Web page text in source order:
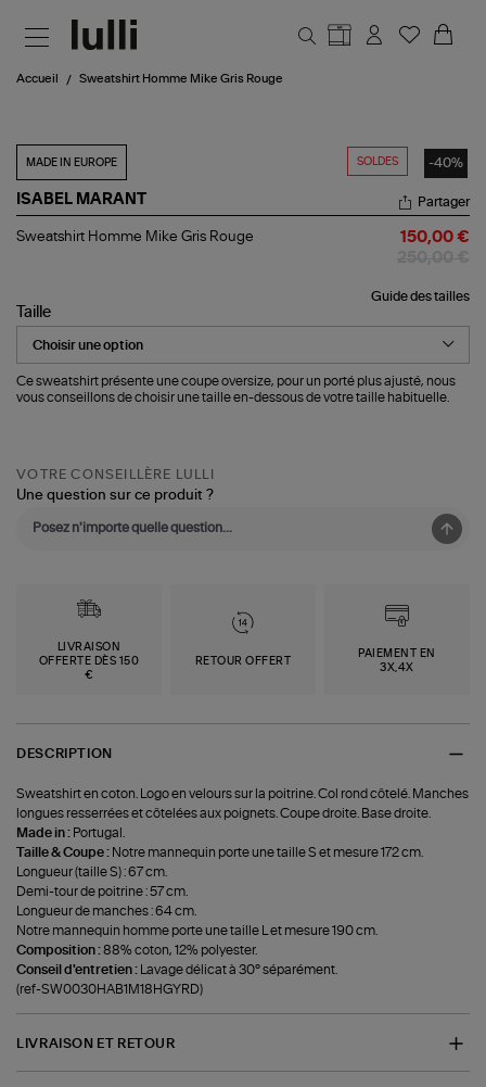
Accueil Sweatshirt Homme Mike Gris Rouge
SOLDES -40%
MADE IN EUROPE
ISABEL MARANT
Sweatshirt
Rouge
Partager
Sweatshirt Homme Mike Gris Rouge 150,00 €
Guide des tailles
Taille
Ce sweatshirt présente une coupe oversize, pour un porté plus ajusté, nous
vous conseillons de choisir une taille en-dessous de votre taille habituelle.
VOTRE CONSEILLÈRE LULLI
Une question sur ce produit ?
LIVRAISON
OFFERTE DÈS 150
€
RETOUR OFFERT
PAIEMENT EN
3X,4X
DESCRIPTION
Sweatshirt en coton. Logo en velours sur la poitrine. Col rond côtelé. Manches
longues resserrées et côtelées aux poignets. Coupe droite. Base droite.
Made in : Portugal.
Taille & Coupe : Notre mannequin porte une taille S et mesure 172 cm.
Longueur (taille S) : 67 cm.
Demi-tour de poitrine : 57 cm.
Longueur de manches : 64 cm.
Notre mannequin homme porte une taille L et mesure 190 cm.
Composition :88% coton, 12% polyester.
Conseil d'entretien :
Lavage délicat à 30° séparément.
(ref-SW0030HAB1M18HGYRD)
LIVRAISON ET RETOUR